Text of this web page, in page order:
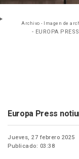
Archivo - Imagen de
- EUROPA
Europa Press
Jueves, 27 febrero 2025
Publicado: 03:38